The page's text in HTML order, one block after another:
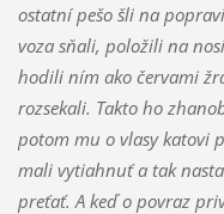
ostatní pešo šli na
voza sňali, položili na
hodili ním ako červami
rozsekali. Takto ho
potom mu o vlasy katovi
mali vytiahnuť a tak
preťať. A keď o povraz